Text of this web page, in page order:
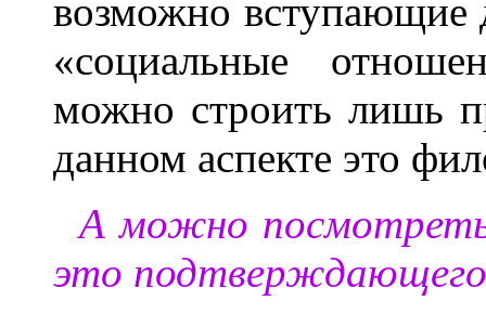
возможно вступающие
«социальные
можно строить лишь
данном аспекте это
А можно посмотреть
это